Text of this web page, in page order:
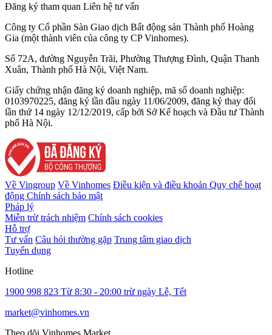
Đăng ký tham quan Liên hệ tư vấn
Công ty Cổ phần Sàn Giao dịch Bất động sản Thành phố Hoàng
Gia (một thành viên của công ty CP Vinhomes).
Số 72A, đường Nguyễn Trãi, Phường Thượng Đình, Quận Thanh
Xuân, Thành phố Hà Nội, Việt Nam.
Giấy chứng nhận đăng ký doanh nghiệp, mã số doanh nghiệp:
0103970225, đăng ký lần đầu ngày 11/06/2009, đăng ký thay đổi
lần thứ 14 ngày 12/12/2019, cấp bởi Sở Kế hoạch và Đầu tư Thành
phố Hà Nội.
Về Vingroup Về Vinhomes Điều kiện và điều khoản Quy chế hoạt
động Chính sách bảo mật
Pháp lý
Miễn trừ trách nhiệm Chính sách cookies
Hỗ trợ
Tư vấn Câu hỏi thường gặp Trung tâm giao dịch
Tuyển dụng
Hotline
1900 998 823 Từ 8:30 - 20:00 trừ ngày Lễ, Tết
market@vinhomes.vn
Theo dõi Vinhomes Market